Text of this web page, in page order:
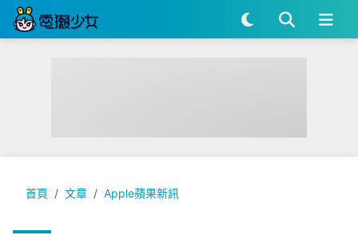
首頁 文章 Apple蘋果新訊
iPhone『 日誌 』App 是啥？可以上鎖嗎？更新 iOS 17.2 才能